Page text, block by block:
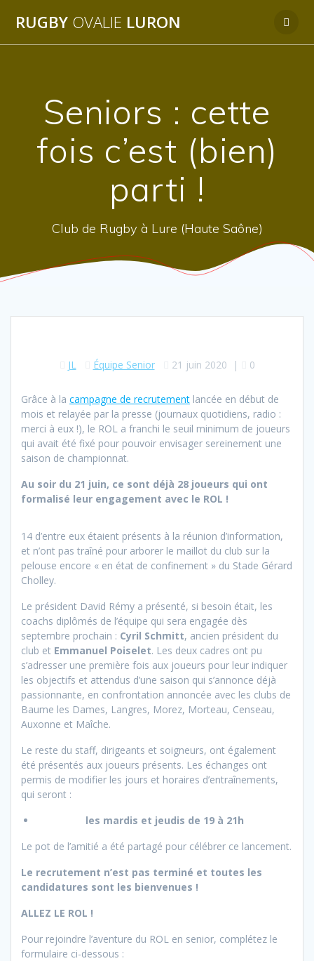
au
RUGBY OVALIE LURON
Seniors : cette
fois c’est (bien)
parti !
Club de Rugby à Lure (Haute Saône)
JL Équipe Senior 21 juin 2020 | 0
Grâce à la campagne de recrutement lancée en début de
mois et relayée par la presse (journaux quotidiens, radio :
merci à eux !), le ROL a franchi le seuil minimum de joueurs
qui avait été fixé pour pouvoir envisager sereinement une
saison de championnat.
Au soir du 21 juin, ce sont déjà 28 joueurs qui ont
formalisé leur engagement avec le ROL !
14 d’entre eux étaient présents à la réunion d’information,
et n’ont pas traîné pour arborer le maillot du club sur la
pelouse encore « en état de confinement » du Stade Gérard
Cholley.
Le président David Rémy a présenté, si besoin était, les
coachs diplômés de l’équipe qui sera engagée dès
septembre prochain : Cyril Schmitt, ancien président du
club et Emmanuel Poiselet. Les deux cadres ont pu
s’adresser une première fois aux joueurs pour leur indiquer
les objectifs et attendus d’une saison qui s’annonce déjà
passionnante, en confrontation annoncée avec les clubs de
Baume les Dames, Langres, Morez, Morteau, Censeau,
Auxonne et Maîche.
Le reste du staff, dirigeants et soigneurs, ont également
été présentés aux joueurs présents. Les échanges ont
permis de modifier les jours et horaires d’entraînements,
qui seront :
les mardis et jeudis de 19 à 21h
Le pot de l’amitié a été partagé pour célébrer ce lancement.
Le recrutement n’est pas terminé et toutes les
candidatures sont les bienvenues !
ALLEZ LE ROL !
Pour rejoindre l’aventure du ROL en senior, complétez le
formulaire ci-dessous :